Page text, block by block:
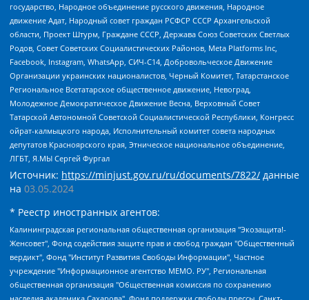
государство, Народное объединение русского движения, Народное
движение Адат, Народный совет граждан РСФСР СССР Архангельской
области, Проект Штурм, Граждане СССР, Держава Союз Советских Светлых
Родов, Совет Советских Социалистических Районов, Meta Platforms Inc,
Facebook, Instagram, WhatsApp, СИЧ-С14, Добровольческое Движение
Организации украинских националистов, Черный Комитет, Татарстанское
Региональное Всетатарское общественное движение, Невоград,
Молодежное Демократическое Движение Весна, Верховный Совет
Татарской Автономной Советской Социалистической Республики, Конгресс
ойрат-калмыцкого народа, Исполнительный комитет совета народных
депутатов Красноярского края, Этническое национальное объединение,
ЛГБТ, Я.МЫ Сергей Фургал
Источник: https://minjust.gov.ru/ru/documents/7822/ данные
на 03.05.2024
* Реестр иностранных агентов:
Калининградская региональная общественная организация "Экозащита!-Женсовет", Фонд содействия защите прав и свобод граждан "Общественный вердикт", Фонд "Институт Развития Свободы Информации", Частное учреждение "Информационное агентство МЕМО. РУ", Региональная общественная организация "Общественная комиссия по сохранению наследия академика Сахарова", Фонд поддержки свободы прессы, Санкт-Петербургская общественная правозащитная организация "Гражданский контроль", Межрегиональная общественная организация "Информационно-просветительский центр "Мемориал", Региональный Фонд "Центр Защиты Прав Средств Массовой Информации", с 05.12.2023 Фонд "Центр Защиты Прав Средств массовой информации", Региональная общественная благотворительная организация помощи беженцам и мигрантам "Гражданское содействие", Негосударственное образовательное учреждение дополнительного профессионального образования (повышение квалификации) специалистов "АКАДЕМИЯ ПО ПРАВАМ ЧЕЛОВЕКА", Свердловская региональная общественная организация "Сутяжник", Автономная некоммерческая организация "Центр независимых социологических исследований", Союз общественных объединений "Российский исследовательский центр по правам человека", Региональное общественное учреждение научно-информационный центр "МЕМОРИАЛ", Некоммерческая организация "Фонд защиты гласности", Автономная некоммерческая организация "Институт прав человека", Городская общественная организация "Екатеринбургское общество "МЕМОРИАЛ", Городская общественная организация "Рязанское историко-просветительское и правозащитное общество "Мемориал" (Рязанский Мемориал), Челябинский региональный орган общественной самодеятельности – женское общественное объединение "Женщины Евразии", Челябинский региональный орган общественной самодеятельности "Уральская правозащитная группа", Фонд содействия защите здоровья и социальной справедливости имени Андрея Рылькова, Автономная Некоммерческая Организация "Аналитический Центр Юрия Левады", Автономная некоммерческая организация социальной поддержки населения "Проект Апрель", Региональная общественная организация помощи женщинам и детям, находящимся в кризисной ситуации "Информационно-методический центр "Анна", Фонд содействия развитию массовых коммуникаций и правовому просвещению "Так-так-Так", Фонд содействия устойчивому развитию "Серебряная тайга", Свердловский региональный общественный фонд социальных проектов "Новое время", "Idel.Реалии", Кавказ.Реалии, Крым.Реалии, Телеканал Настоящее Время, Татаро-башкирская служба Радио Свобода (Azatliq Radiosi), Радио Свободная Европа/Радио Свобода (PCE/PC), "Сибирь.Реалии", "Фактограф", Благотворительный фонд помощи осужденным и их семьям, Автономная некоммерческая организация "Институт глобализации и социальных движений", Фонд "В защиту прав заключенных", Частное учреждение "Центр поддержки и содействия развитию средств массовой информации", Пензенский региональный общественный благотворительный фонд "Гражданский союз", "Север.Реалии", Некоммерческая организация Фонд "Правовая инициатива", Общество с ограниченной ответственностью "Радио Свободная Европа/Радио Свобода", Чешское информационное агентство "MEDIUM-ORIENT", Красноярская региональная общественная организация "Мы против СПИДа", Камалягин Денис Николаевич, Маркелов Сергей Евгеньевич, Пономарев Лев Александрович, Савицкая Людмила Алексеевна, Автономная некоммерческая организация "Центр по работе с проблемой насилия "НАСИЛИЮ.НЕТ", Межрегиональный профессиональный союз работников здравоохранения "Альянс врачей", Юридическое лицо, зарегистрированное в Латвийской Республике, SIA "Medusa Project" (регистрационный номер 40103797863, дата регистрации 10.06.2014), Некоммерческая организация "Фонд по борьбе с коррупцией", Автономная некоммерческая организация "Институт права и публичной политики", Баданин Роман Сергеевич, Гликин Максим Александрович, Железнова Мария Михайловна, Лукьянова Юлия Сергеевна, Маетная Елизавета Витальевна, Маняхин Петр Борисович, Чуракова Ольга Владимировна, Ярош Юлия Петровна, Юридическое лицо "The Insider SIA", зарегистрированное в Риге, Латвийская Республика (дата регистрации 26.06.2015), являющееся администратором доменного имени интернет-издания "The Insider SIA", https://theins.ru, Постернак Алексей Евгеньевич, Рубин Михаил Аркадьевич, Анин Роман Александрович, Юридическое лицо Istories fonds, зарегистрированное в Латвийской Республике (регистрационный номер 50008295751, дата регистрации 24.02.2020), Великовский Дмитрий Александрович, Долинина Ирина Николаевна, Мароховская Алеся Алексеевна, Шлейнов Роман Юрьевич, Шмагун Олеся Валентиновна, Общество с ограниченной ответственностью "Альтаир 2021", Общество с ограниченной ответственностью "Вега 2021", Общество с ограниченной ответственностью "Главный редактор 2021", Общество с ограниченной ответственностью "Ромашки монолит", Важенков Артем Валерьевич, Ивановская областная общественная организация "Центр гендерных исследований", Гурман Юрий Альбертович, Медиапроект "ОВД-Инфо", Егоров Владимир Владимирович, Жилинский Владимир Александрович, Общество с ограниченной ответственностью "ЗП", Иванова София Юрьевна, Карезина Инна Павловна, Кильтау Екатерина Викторовна, Петров Алексей Викторович, Пискунов Сергей Евгеньевич, Смирнов Сергей Сергеевич, Тихонов Михаил Сергеевич, Общество с ограниченной ответственностью "ЖУРНАЛИСТ-ИНОСТРАННЫЙ АГЕНТ", Арапова Галина Юрьевна, Вольтская Татьяна Анатольевна, Американская компания "Mason G.E.S. Anonymous Foundation" (США), являющаяся владельцем интернет-издания https://mnews.world/, Компания "Stichting Bellingcat", зарегистрированная в Нидерландах (дата регистрации 11.07.2018), Захаров Андрей Вячеславович, Клепиковская Екатерина Дмитриевна, Общество с ограниченной ответственностью "МЕМО", Перл Роман Александрович, Симонов Евгений Алексеевич, Соловьева Елена Анатольевна, Сотников Даниил Владимирович, Сурначева Елизавета Дмитриевна, Автономная некоммерческая организация по защите прав человека и информированию населения "Якутия – Наше Мнение", Общество с ограниченной ответственностью "Москоу диджитал медиа", с 26.01.2023 Общество с ограниченной ответственностью "Чайка Белые сады", Ветошкина Валерия Валерьевна, Заговора Максим Александрович, Межрегиональное общественное движение "Российская ЛГБТ - сеть", Оленичев Максим Владимирович, Павлов Иван Юрьевич, Скворцова Елена Сергеевна, Общество с ограниченной ответственностью "Как бы инагент", Кочетков Игорь Викторович, Общество с ограниченной ответственностью "Честные выборы", Еланчик Олег Александрович, Общество с ограниченной ответственностью "Нобелевский призыв", Гималова Регина Эмилевна, Григорьев Андрей Валерьевич, Григорьева Алина Александровна, Ассоциация по содействию защите прав призывников, альтернативнослужащих и военнослужащих "Правозащитная группа "Гражданин.Армия.Право", Хисамова Регина Фаритовна, Автономная некоммерческая организация по реализации социально-правовых программ "Лилит", Дальневосточное общественное движение "Маяк", Санкт-Петербургская ЛГБТ-инициативная группа "Выход", Инициативная группа ЛГБТ+ "Реверс", Алексеев Андрей Викторович, Бекбулатова Таисия Львовна, Беляев Иван Михайлович, Владыкина Елена Сергеевна, Гельман Марат Александрович, Никульшина Вероника Юрьевна, Толоконникова Надежда Андреевна, Шендерович Виктор Анатольевич, Общество с ограниченной ответственностью "Данное сообщение", Общество с ограниченной ответственностью Издательский дом "Новая глава", Айнбиндер Александра Александровна, Московский комьюнити-центр для ЛГБТ+инициатив, Благотворительный фонд развития филантропии, Deutsche Welle (Германия, Kurt-Schumacher-Strasse 3, 53113 Bonn), Борзунова Мария Михайловна, Воробьев Виктор Викторович, Голубева Анна Львовна, Константинова Алла Михайловна, Малкова Ирина Владимировна, Мурадов Мурад Абдулгалимович, Осетинская Елизавета Николаевна, Понасенков Евгений Николаевич, Ганапольский Матвей Юрьевич, Киселев Евгений Алексеевич, Борухович Ирина Григорьевна, Дремин Иван Тимофеевич, Дубровский Дмитрий Викторович, Красноярская региональная общественная организация поддержки и развития альтернативных образовательных технологий и межкультурных коммуникаций "ИНТЕРРА", Маяковская Екатерина Алексеевна, Фейгин Марк Захарович, Филимонов Андрей Викторович, Дзугкоева Регина Николаевна, Доброхотов Роман Александрович, Дудь Юрий Александрович, Елкин Сергей Владимирович, Кругликов Кирилл Игоревич, Сабунаева Мария Леонидовна, Семенов Алексей Владимирович, Шаинян Карен Багратович, Шульман Екатерина Михайловна, Асафьев Артур Валерьевич, Вахштайн Виктор Семенович, Венедиктов Алексей Алексеевич, Лушникова Екатерина Евгеньевна, Волков Леонид Михайлович, Невзоров Александр Глебович, Пархоменко Сергей Борисович, Сироткин Ярослав Николаевич, Кара-Мурза Владимир Владимирович, Баранова Наталья Владимировна, Гозман Леонид Яковлевич, Кагарлицкий Борис Юльевич, Климарев Михаил Валерьевич, Милов Владимир Станиславович, Автономная некоммерческая организация Краснодарский центр современного искусства "Типография", Моргенштерн Алишер Тагирович, Соболь Любовь Эдуардовна, Общество с ограниченной ответственностью "ЛИЗА НОРМ", Каспаров Гарри Кимович, Ходорковский Михаил Борисович, Общество с ограниченной ответственностью "Апрельские тезисы", Данилович Ирина Брониславовна, Кашин Олег Владимирович, Петров Николай Владимирович, Пивоваров Алексей Владимирович, Соколов Михаил Владимирович, Цветкова Юлия Владимировна, Чичваркин Евгений Александрович, Комитет против пыток/Команда против пыток, Общество с ограниченной ответственностью "Первый научный", Общество с ограниченной ответственностью "Вертолет и ко", Белоцерковская Вероника Борисовна, Кац Максим Евгеньевич, Лазарева Татьяна Юрьевна, Шаведдинов Руслан Табризович, Яшин Илья Валерьевич, Общество с ограниченной ответственностью "Иноагент ААВ", Алешковский Дмитрий Петрович, Альбац Евгения Марковна, Быков Дмитрий Львович, Галямина Юлия Евгеньевна, Лойко Сергей Леонидович, Мартынов Кирилл Константинович, Медведев Сергей Александрович, Крашенинников Федор Геннадиевич, Гордеева Катерина Вл